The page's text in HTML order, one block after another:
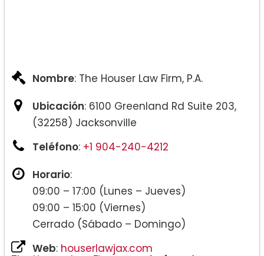
Nombre: The Houser Law Firm, P.A.
Ubicación: 6100 Greenland Rd Suite 203,
(32258) Jacksonville
Teléfono: +1 904-240-4212
Horario:
09:00 – 17:00 (Lunes – Jueves)
09:00 – 15:00 (Viernes)
Cerrado (Sábado – Domingo)
Web: houserlawjax.com